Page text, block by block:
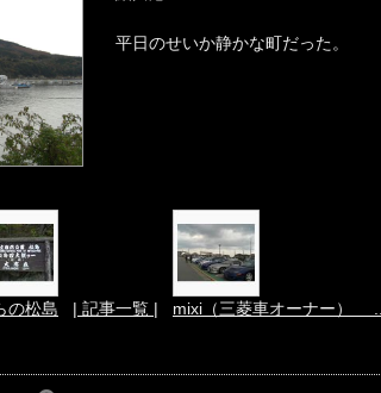
平日のせいか静かな町だった。
の松島 | 記事一覧 | mixi（三菱車オーナー）